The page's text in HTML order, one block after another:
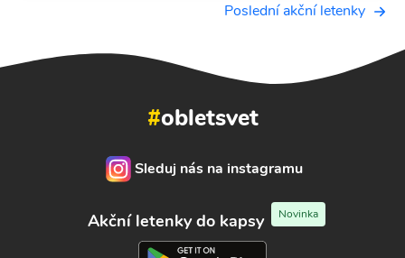
Poslední akční letenky
#obletsvet
Sleduj nás na instagramu
Akční letenky do kapsy Novinka